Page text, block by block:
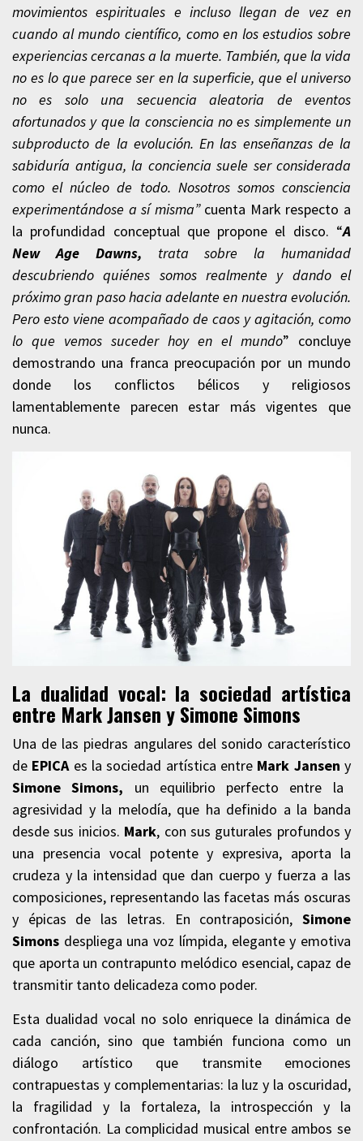
movimientos espirituales e incluso llegan de vez en
cuando al mundo científico, como en los estudios sobre
experiencias cercanas a la muerte. También, que la vida
no es lo que parece ser en la superficie, que el universo
no es solo una secuencia aleatoria de eventos
afortunados y que la consciencia no es simplemente un
subproducto de la evolución. En las enseñanzas de la
sabiduría antigua, la conciencia suele ser considerada
como el núcleo de todo. Nosotros somos consciencia
experimentándose a sí misma”cuenta Mark respecto a
la profundidad conceptual que propone el disco. “A
New Age Dawns, trata sobre la humanidad
descubriendo quiénes somos realmente y dando el
próximo gran paso hacia adelante en nuestra evolución.
Pero esto viene acompañado de caos y agitación, como
lo que vemos suceder hoy en el mundo” concluye
demostrando una franca preocupación por un mundo
donde los conflictos bélicos y religiosos
lamentablemente parecen estar más vigentes que
nunca.
La dualidad vocal: la sociedad artística
entre Mark Jansen y Simone Simons
Una de las piedras angulares del sonido característico
de EPICA es la sociedad artística entre Mark Janseny
Simone Simons, un equilibrio perfecto entre la
agresividad y la melodía, que ha definido a la banda
desde sus inicios. Mark, con sus guturales profundos y
una presencia vocal potente y expresiva, aporta la
crudeza y la intensidad que dan cuerpo y fuerza a las
composiciones, representando las facetas más oscuras
y épicas de las letras. En contraposición, Simone
Simons despliega una voz límpida, elegante y emotiva
que aporta un contrapunto melódico esencial, capaz de
transmitir tanto delicadeza como poder.
Esta dualidad vocal no solo enriquece la dinámica de
cada canción, sino que también funciona como un
diálogo artístico que transmite emociones
contrapuestas y complementarias: la luz y la oscuridad,
la fragilidad y la fortaleza, la introspección y la
confrontación. La complicidad musical entre ambos se